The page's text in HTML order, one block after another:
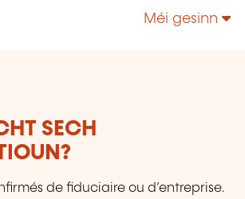
maîtriser un environnement de
de formations: des cours
qui peuvent être
selon les besoins des
des formations pour
Méi gesinn
SECH
de fiduciaire ou d’entreprise.